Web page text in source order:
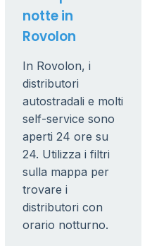
notte in
Rovolon
In Rovolon, i
distributori
autostradali e molti
self-service sono
aperti 24 ore su
24. Utilizza i filtri
sulla mappa per
trovare i
distributori con
orario notturno.